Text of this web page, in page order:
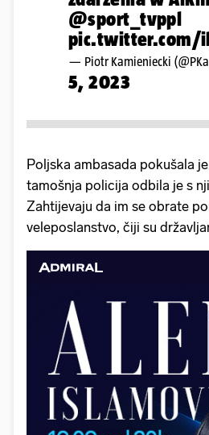
@sport_tvppl
pic.twitter.com/
— Piotr Kamieniecki
5, 2023
Poljska ambasada pokušala
tamošnja policija odbila je s
Zahtijevaju da im se obrate
veleposlanstvo, čiji su